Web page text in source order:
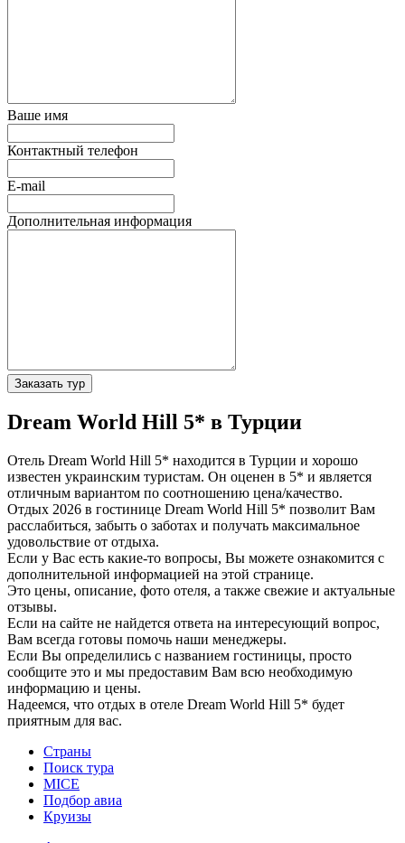
Ваше имя
Контактный телефон
E-mail
Дополнительная информация
Заказать тур
Dream World Hill 5* в Турции
Отель Dream World Hill 5* находится в Турции и хорошо
известен украинским туристам. Он оценен в 5* и является
отличным вариантом по соотношению цена/качество.
Отдых 2026 в гостинице Dream World Hill 5* позволит Вам
расслабиться, забыть о заботах и получать максимальное
удовольствие от отдыха.
Если у Вас есть какие-то вопросы, Вы можете ознакомится с
дополнительной информацией на этой странице.
Это цены, описание, фото отеля, а также свежие и актуальные
отзывы.
Если на сайте не найдется ответа на интересующий вопрос,
Вам всегда готовы помочь наши менеджеры.
Если Вы определились с названием гостиницы, просто
сообщите это и мы предоставим Вам всю необходимую
информацию и цены.
Надеемся, что отдых в отеле Dream World Hill 5* будет
приятным для вас.
Страны
Поиск тура
MICE
Подбор авиа
Круизы